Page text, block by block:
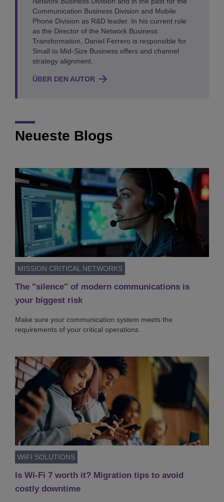
Communication Business Division and Mobile
Phone Division as R&D leader. In his current role
as the Director of the Network Business
Transformation, Daniel Ferrero is responsible for
Small to Mid-Size Business offers and channel
strategy alignment.
ÜBER DEN AUTOR
Neueste Blogs
MISSION CRITICAL NETWORKS
The "silence" of modern communications is
your biggest risk
Make sure your communication system meets the
requirements of your critical operations.
WIFI SOLUTIONS
Is Wi-Fi 7 worth it? Migration tips to avoid
costly downtime